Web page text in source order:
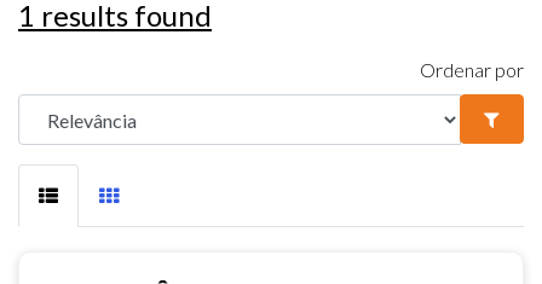
1 results found
Ordenar por